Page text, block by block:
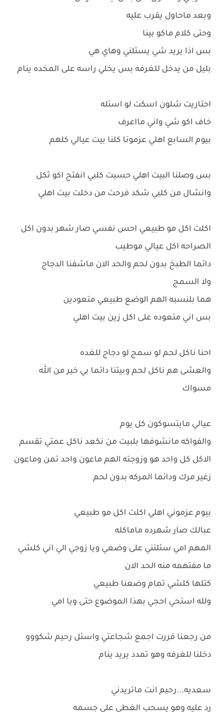
وبعد ماحاول يقرب عليه
وحتى كلام ماكو بينا
بس اذا يريد شي يسئلني وهاي هي
بليل من يدخل للغرفه بس يخلي راسه على المخده ينام
احتاريت شلون اسكت لو اسئله
خاف اكو شي واني مااعرف
بيوم السابع اهلي عزمونا كلنا بيت عيالي كلهم
بس وصلنا البيت اهلي حسيت كلبي انفتح اكو ثكل
وانشال من كلبي شكد فرحت من دخلت بيت اهلي
اكلت اكل مو طبيعي احس نفسي صار شهر بدون اكل
الصراحه اكل عيالي موطيب
دائما الطبخ بدون لحم والحد الان ماشفنا الدجاج
ولا السمج
هما بلنسبه الهم الوضع طبيعي متعودين
بس اني متعوده على اكل زين بيت اهلي
احنا ناكل لحم لو سمج لو دجاج للغده
والعشى هم ناكل لحم وبيتنا دائما بي خير من الله
مسواك
عيالي مايتسوكون كل يوم
والفواكه مانشوفها بلبيت من نكعد ناكل عمتي تقسم
الاكل كل واحد هو وزوجته الهم ماعون واحد تمن وماعون
زغير مرك ودائما المركه بدون لحم
بيوم عزموني اهلي اكلت اكل مو طبيعي
عبالك صار شهرده ماماكله
المهم امي سئلتني على وضعي ويا زوجي الي اني كلشي
ما مفتهمه منه الحد الان
كتلها كلشي تمام وضعنا طبيعي
ولله استحي احجي بهذا الموضوع حتى ويا امي
من رجعنا قررت اجمع شجاعتي واسئل رحيم شكووو
دخلنا للغرفه وهو تمدد يريد ينام
سعديه...رحيم انت ماتريدني
رد عليه وهو يسحب الغطى على جسمه